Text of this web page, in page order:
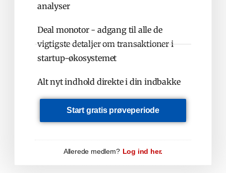
analyser
Deal monotor - adgang til alle de
vigtigste detaljer om transaktioner i
startup-økosystemet
Alt nyt indhold direkte i din indbakke
Start gratis prøveperiode
Allerede medlem? Log ind her.